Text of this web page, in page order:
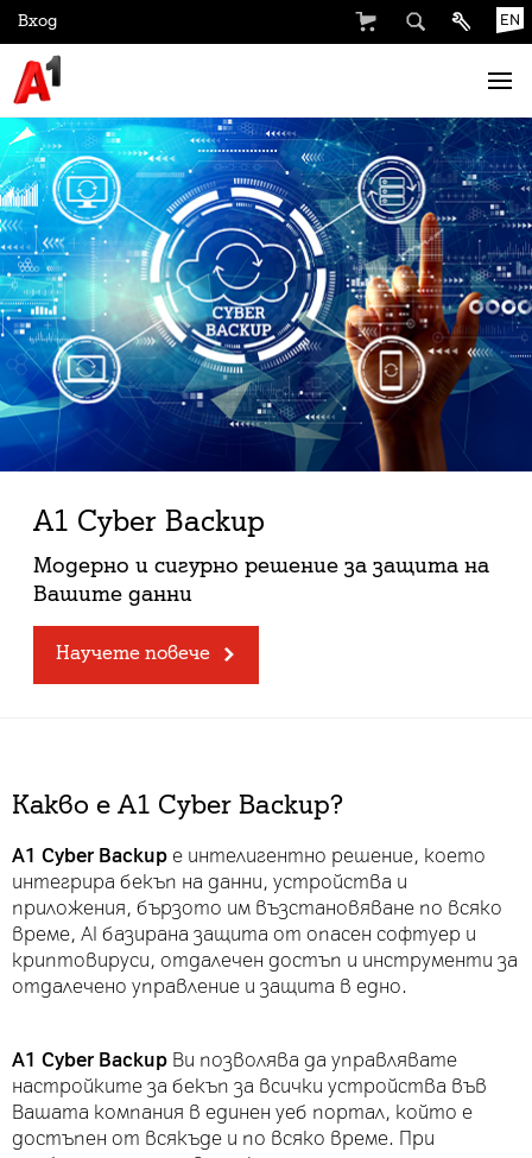
EN
Вход
A1 Cyber Backup
Модерно и сигурно решение за защита на
Вашите данни
Научете повече
Какво е А1 Cyber Backup?
А1 Cyber Backup e интелигентно решение, което
интегрира бекъп на данни, устройства и
приложения, бързото им възстановяване по всяко
време, AI базирана защита от опасен софтуер и
криптовируси, отдалечен достъп и инструменти за
отдалечено управление и защита в едно.
А1 Cyber Backup Ви позволява да управлявате
настройките за бекъп за всички устройства във
Вашата компания в единен уеб портал, който e
достъпен от всякъде и по всяко време. При